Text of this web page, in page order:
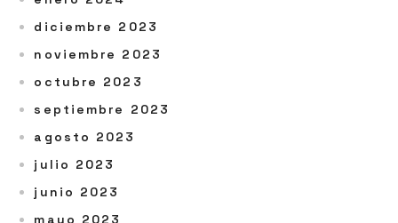
diciembre 2023
noviembre 2023
octubre 2023
septiembre 2023
agosto 2023
julio 2023
junio 2023
mayo 2023